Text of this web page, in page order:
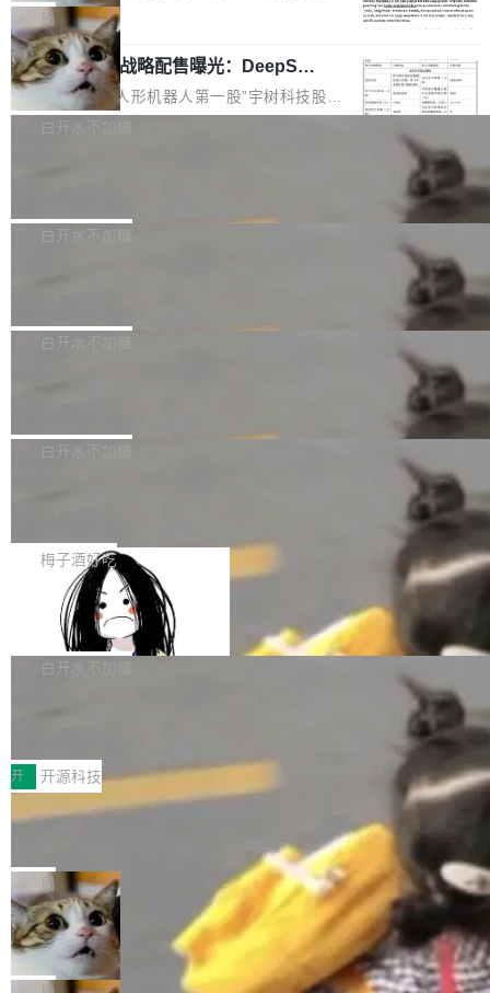
步了解开源鸿蒙在智能...
2.75 亿次，全年预计 140 亿次。GitHub...
5% RHAE Best@1，超过了 ARC 报告的人类专
家基线 95.4%。 不是又一个 coding agent 包装
器 Prime Agent 的架构和市面上大多数 coding
agent 有本质区别。大多数 agent harness 的设
计是基于早期模型的能力—...
覆盖 rust-lang/rust 单一仓库的代码贡献。这不
是项目级别的官方立场，目前由五个团队采纳，
但它可能是主流开源项目中关于 AI 辅助贡献最
细致的一份规则。 政策的核心只有一句话：LLM
可以用来分析、提炼、审阅、建议，但不能用来
不得生成涉及安全性的关键变更，除非作者本身
局
宇树科技 IPO 战略配售曝光：DeepSe
ek 获配 93.3 万股，锁定 36 个月
8月6日晚间，“人形机器人第一股”宇树科技股份
有限公司披露IPO发行价格及战略配售结果，杭
36个月。 公告显示，本次宇树科技战略配售对
员工参与设立的专项资产管理计划。其中，Dee
获配9...
白开水不加糖
Bug fixes and enhancements 修复多次传递同
一个回归问题，该问题导致拉取镜像时会拒绝包
题，该问题可能导致在旧版 Linux 内核...
白开水不加糖
e 孵化器项目管理委员会（IPMC）投票中获得
P）！这一里程碑不仅标志着 Fluss 迈入新的发
白开水不加糖
长期停止内容更新，未能实现其作为“AI版维基百
提交的编辑请求也长期处于待处理状态。 Groki
pedia 于去年底上线，定位为由人工智能生成内
容的百科平台，被马斯克视为传统众包百科网站
维基百科的替代方案。Lawfare 调查发现，无论
热门页面还是低关注度页面，均未出现近期更
白开水不加糖
是这样的：配 MessageSource 的 Bean、写 R
eloadableResourceBundleMessageSource、
声明 LocaleResolver、注册 LocaleChangeInt
erceptor…五六步之后才能看到第一行翻译文
本。 Solon 换了个方式。整个 i18n 模块围绕三
梅子酒好吃
Apache Doris 4.1 全面增强 Iceberg：
支持 UPDATE、MERGE INTO 与 Iceb
erg V3
Apache Doris 4.1 要补齐的，正是缺失的那一
半。在已有查询能力的基础上，Doris 进一步支
常维护操作，并完整支持 Iceberg V3 格式。
白开水不加糖
村国家自主创新示范区会议中心开幕。本届大会
由中关村智联软件服务业质量创新联盟主办，以
“智构可信·质创未来——AI原生时代的质量新范
式”为主题，直面AI从实验室走向规模化产业落地
的核心质量命题。会上，《2026智能研发生产力
工具选型手册》发布，Testin云测的Testin XAge
nt智能测试系统入选AI测试领域代表产品。对CI
O而言，这提示了一个转变：AI测试正在从效率
工具升级为企业的质量基础设施。 CIO面对的新
开 开源科技
让非法状态不可表示：一篇关于 ADT
有一种东西，一旦用过就回不去了。Alex Fedos
eev 管它叫"软件设计的基石"。 他说的东西不新
鲜——代数数据类型（ADT），尤其是和类型
（sum type）。但他说清楚了一件事：这不是类
型系统的学术体操，是日常编码的思维方式。 文
章从一个简单的例子切入。一个网站的深色主题
局
Cloudflare 开源内部企业 AI 平台 Clou
dflare OS
Cloudflare 发布了一个开源项目 Cloudflare O
S。如果你只看官方博客，你会觉得这是又一